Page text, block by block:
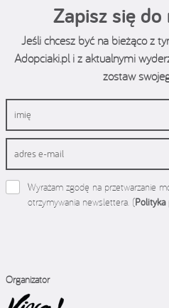
Zapisz się
Jeśli chcesz być na bieżąco z
Adopciaki.pl i z aktualnymi
zostaw
Wyrażam zgodę na przetwarzanie
otrzymywania newslettera. (Polityka
Organizator